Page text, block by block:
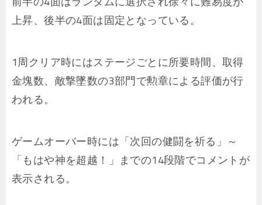
上昇、後半の4面は固定となっている。
1周クリア時にはステージごとに所要時間、取得
金塊数、敵撃墜数の3部門で勲章による評価が行
われる。
ゲームオーバー時には「次回の健闘を祈る」～
「もはや神を超越！」までの14段階でコメントが
表示される。